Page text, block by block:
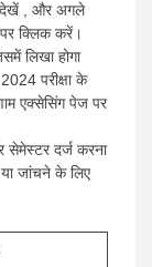
देखें , और अगले
पर क्लिक करें।
लिखा होगा
परीक्षा के
एक्सेसिंग पेज पर
दर्ज करना
जांचने के लिए